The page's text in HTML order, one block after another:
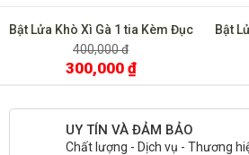
Bật Lửa Khò Xì Gà 1 tia Kèm Đục
BCZ 487
400,000 đ
300,000 ₫
Bật
UY TÍN VÀ ĐẢM BẢO
Chất lượng - Dịch vụ - Thương